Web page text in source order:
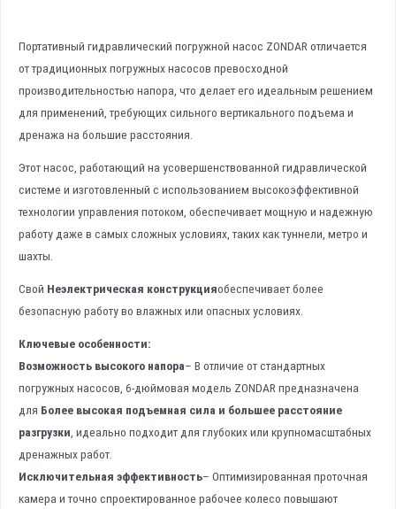
Портативный гидравлический погружной насос ZONDAR отличается
от традиционных погружных насосов превосходной
производительностью напора, что делает его идеальным решением
для применений, требующих сильного вертикального подъема и
дренажа на большие расстояния.
Этот насос, работающий на усовершенствованной гидравлической
системе и изготовленный с использованием высокоэффективной
технологии управления потоком, обеспечивает мощную и надежную
работу даже в самых сложных условиях, таких как туннели, метро и
шахты.
Свой Неэлектрическая конструкцияобеспечивает более
безопасную работу во влажных или опасных условиях.
Ключевые особенности:
Возможность высокого напора– В отличие от стандартных
погружных насосов, 6-дюймовая модель ZONDAR предназначена
для Более высокая подъемная сила и большее расстояние
разгрузки , идеально подходит для глубоких или крупномасштабных
дренажных работ.
Исключительная эффективность– Оптимизированная проточная
камера и точно спроектированное рабочее колесо повышают